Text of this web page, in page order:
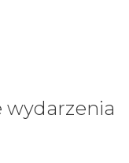
wydarzenia